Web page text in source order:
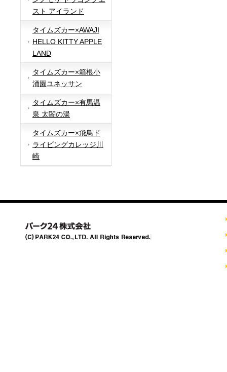
スト アイランド
タイムズカー×AWAJI
HELLO KITTY APPLE
LAND
タイムズカー×箱根小
涌園ユネッサン
タイムズカー×有馬温
泉 太閤の湯
タイムズカー×飛鳥ド
ライビングカレッジ川
崎